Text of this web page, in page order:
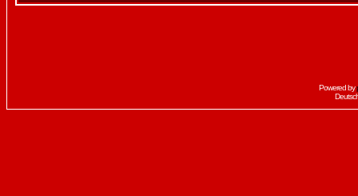
Powered by